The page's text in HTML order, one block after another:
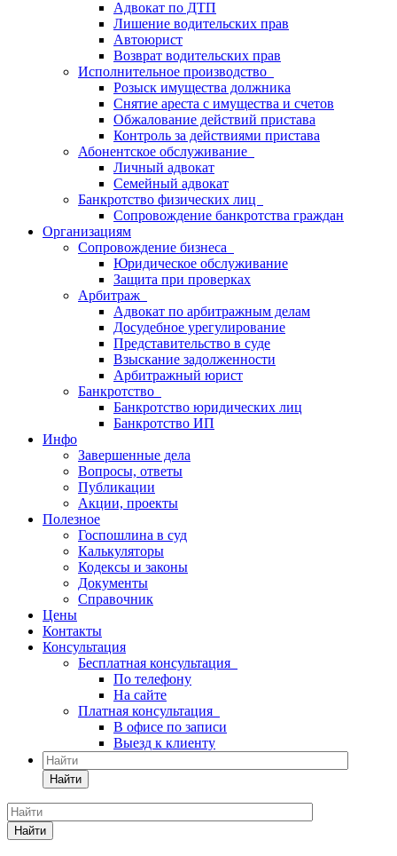
Адвокат по ДТП
Лишение водительских прав
Автоюрист
Возврат водительских прав
Исполнительное производство
Розыск имущества должника
Снятие ареста с имущества и счетов
Обжалование действий пристава
Контроль за действиями пристава
Абонентское обслуживание
Личный адвокат
Семейный адвокат
Банкротство физических лиц
Сопровождение банкротства граждан
Организациям
Сопровождение бизнеса
Юридическое обслуживание
Защита при проверках
Арбитраж
Адвокат по арбитражным делам
Досудебное урегулирование
Представительство в суде
Взыскание задолженности
Арбитражный юрист
Банкротство
Банкротство юридических лиц
Банкротство ИП
Инфо
Завершенные дела
Вопросы, ответы
Публикации
Акции, проекты
Полезное
Госпошлина в суд
Калькуляторы
Кодексы и законы
Документы
Справочник
Цены
Контакты
Консультация
Бесплатная консультация
По телефону
На сайте
Платная консультация
В офисе по записи
Выезд к клиенту
Найти
Найти